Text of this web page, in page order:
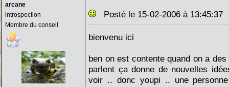
arcane
introspection
Membre du conseil
Posté le 15-02-2006 à
bienvenu ici
ben on est contente quand on a
parlent ça donne de nouvelles
voir .. donc youpi .. une